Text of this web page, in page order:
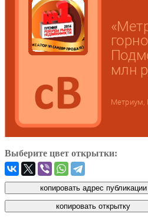
Выберите цвет открытки: